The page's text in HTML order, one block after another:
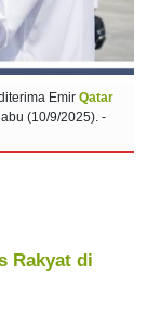
Emir Qatar
(10/9/2025). -
Rakyat di